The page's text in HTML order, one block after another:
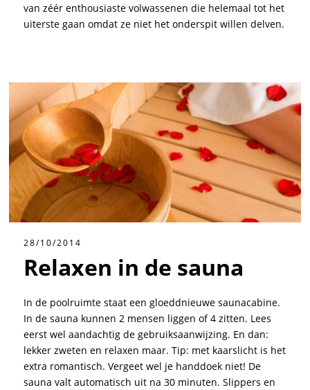
van zéér enthousiaste volwassenen die helemaal tot het
uiterste gaan omdat ze niet het onderspit willen delven.
28/10/2014
Relaxen in de sauna
In de poolruimte staat een gloeddnieuwe saunacabine.
In de sauna kunnen 2 mensen liggen of 4 zitten. Lees
eerst wel aandachtig de gebruiksaanwijzing. En dan:
lekker zweten en relaxen maar. Tip: met kaarslicht is het
extra romantisch. Vergeet wel je handdoek niet! De
sauna valt automatisch uit na 30 minuten. Slippers en